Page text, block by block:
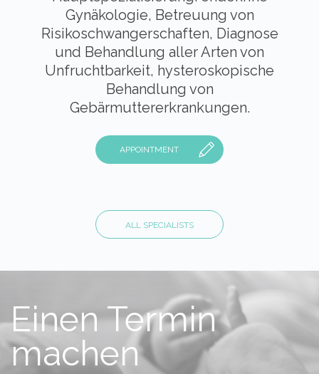
Gynäkologie, Betreuung von
Risikoschwangerschaften, Diagnose
und Behandlung aller Arten von
Unfruchtbarkeit, hysteroskopische
Behandlung von
Gebärmuttererkrankungen.
APPOINTMENT
ALL SPECIALISTS
Einen Termin
machen